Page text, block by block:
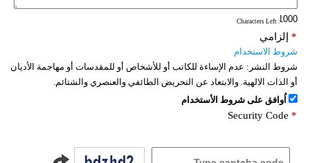
: Characters Left
إلزامي *
شروط الاستخدام
شروط النشر: عدم الإساءة للكاتب أو للأشخاص أو للمقدسات أو مهاجمة الأديان
أو الذات الالهية. والابتعاد عن التحريض الطائفي والعنصري والشتائم.
اُوافق على شروط الأستخدام
Security Code *